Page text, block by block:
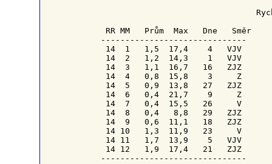
RR MM
   Prům  Max
Dne
Směr
------------------------------
14  1   1,5  17,4    4   VJV
14  2   1,2  14,3    1   VJV
14  3   1,1  16,7   16   ZJZ
14  4   0,8  15,8    3     Z
14  5   0,9  13,8   27   ZJZ
14  6   0,4  21,7    9     Z
14  7   0,4  15,5   26     V
14  8   0,4   8,8   29   ZJZ
14  9   0,6  11,1   18   ZJZ
14 10   1,3  11,9   23     V
14 11   1,7  13,9    5   VJV
14 12   1,9  17,4   21   ZJZ
------------------------------